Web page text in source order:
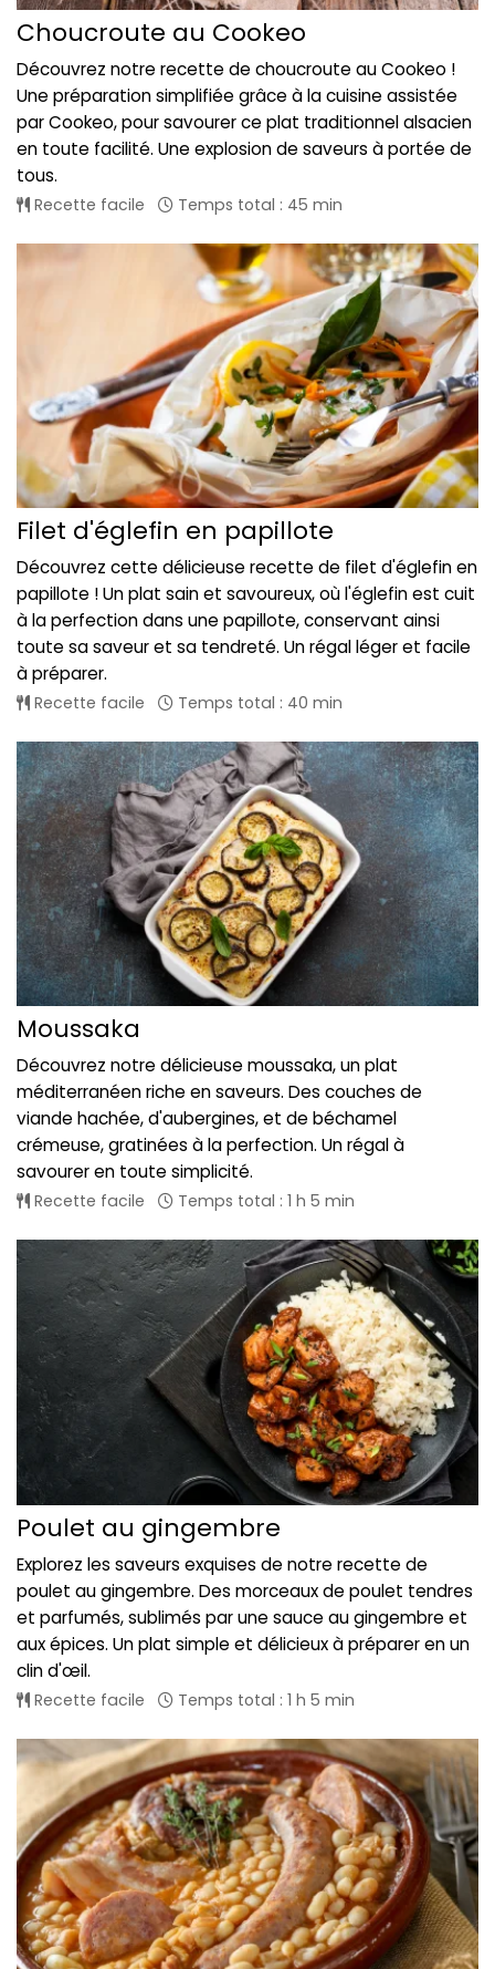
Choucroute au Cookeo
Découvrez notre recette de choucroute au Cookeo !
Une préparation simplifiée grâce à la cuisine assistée
par Cookeo, pour savourer ce plat traditionnel alsacien
en toute facilité. Une explosion de saveurs à portée de
tous.
Recette facile Temps total : 45 min
Filet d'églefin en papillote
Découvrez cette délicieuse recette de filet d'églefin en
papillote ! Un plat sain et savoureux, où l'églefin est cuit
à la perfection dans une papillote, conservant ainsi
toute sa saveur et sa tendreté. Un régal léger et facile
à préparer.
Recette facile Temps total : 40 min
Moussaka
Découvrez notre délicieuse moussaka, un plat
méditerranéen riche en saveurs. Des couches de
viande hachée, d'aubergines, et de béchamel
crémeuse, gratinées à la perfection. Un régal à
savourer en toute simplicité.
Recette facile Temps total : 1 h 5 min
Poulet au gingembre
Explorez les saveurs exquises de notre recette de
poulet au gingembre. Des morceaux de poulet tendres
et parfumés, sublimés par une sauce au gingembre et
aux épices. Un plat simple et délicieux à préparer en un
clin d'œil.
Recette facile Temps total : 1 h 5 min